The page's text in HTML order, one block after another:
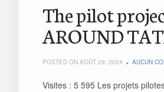
The pilot
AROUND
POSTED ON AOÛT 29, 2024 AUCUN
Visites : 5 595 Les projets